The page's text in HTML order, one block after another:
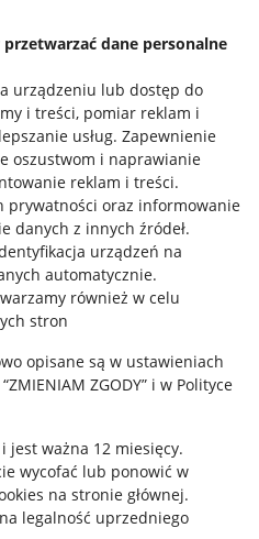
dane personalne
urządzeniu lub dostęp do
i treści, pomiar reklam i
usług. Zapewnienie
oszustwom i naprawianie
reklam i treści.
prywatności oraz informowanie
danych z innych źródeł.
urządzeń na
automatycznie.
również w celu
stron
opisane są w ustawieniach
ZGODY” i w Polityce
jest ważna 12 miesięcy.
wycofać lub ponowić w
na stronie głównej.
legalność uprzedniego
Cyfrowych